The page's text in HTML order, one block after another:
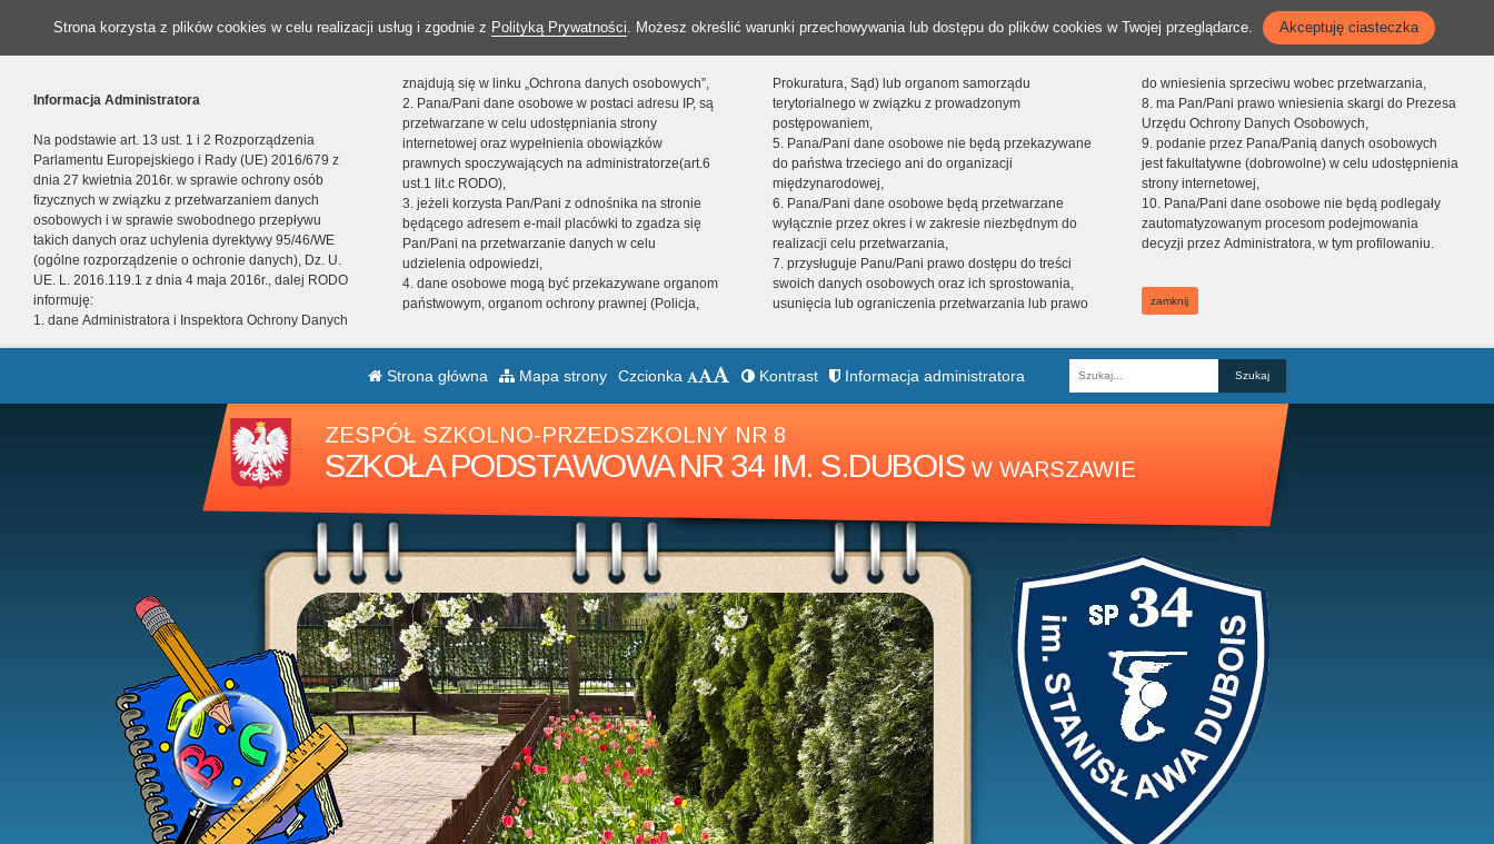
Strona korzysta z plików cookies w celu realizacji usług i zgodnie z Polityką Prywatności. Możesz określić warunki przechowywania lub dostępu do plików cookies w Twojej przeglądarce. Akceptuję ciasteczka
Informacja Administratora
Na podstawie art. 13 ust. 1 i 2 Rozporządzenia
Parlamentu Europejskiego i Rady (UE) 2016/679 z
dnia 27 kwietnia 2016r. w sprawie ochrony osób
fizycznych w związku z przetwarzaniem danych
osobowych i w sprawie swobodnego przepływu
takich danych oraz uchylenia dyrektywy 95/46/WE
(ogólne rozporządzenie o ochronie danych), Dz. U.
UE. L. 2016.119.1 z dnia 4 maja 2016r., dalej RODO
informuję:
1. dane Administratora i Inspektora Ochrony Danych
znajdują się w linku „Ochrona danych osobowych”,
2. Pana/Pani dane osobowe w postaci adresu IP, są
przetwarzane w celu udostępniania strony
internetowej oraz wypełnienia obowiązków
prawnych spoczywających na administratorze(art.6
ust.1 lit.c RODO),
3. jeżeli korzysta Pan/Pani z odnośnika na stronie
będącego adresem e-mail placówki to zgadza się
Pan/Pani na przetwarzanie danych w celu
udzielenia odpowiedzi,
4. dane osobowe mogą być przekazywane organom
państwowym, organom ochrony prawnej (Policja,
Prokuratura, Sąd) lub organom samorządu
terytorialnego w związku z prowadzonym
postępowaniem,
5. Pana/Pani dane osobowe nie będą przekazywane
do państwa trzeciego ani do organizacji
międzynarodowej,
6. Pana/Pani dane osobowe będą przetwarzane
wyłącznie przez okres i w zakresie niezbędnym do
realizacji celu przetwarzania,
7. przysługuje Panu/Pani prawo dostępu do treści
swoich danych osobowych oraz ich sprostowania,
usunięcia lub ograniczenia przetwarzania lub prawo
do wniesienia sprzeciwu wobec przetwarzania,
8. ma Pan/Pani prawo wniesienia skargi do Prezesa
Urzędu Ochrony Danych Osobowych,
9. podanie przez Pana/Panią danych osobowych
jest fakultatywne (dobrowolne) w celu udostępnienia
strony internetowej,
10. Pana/Pani dane osobowe nie będą podlegały
zautomatyzowanym procesom podejmowania
decyzji przez Administratora, w tym profilowaniu.
zamknij
Strona główna Mapa strony Czcionka Kontrast Informacja administratora
Fraza
ZESPÓŁ SZKOLNO-PRZEDSZKOLNY NR 8
SZKOŁA PODSTAWOWA NR 34 IM. S.DUBOIS W WARSZAWIE